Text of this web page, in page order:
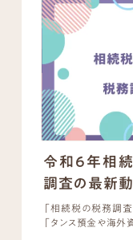
令和6年相
調査の最新
「相続税の税務調
「タンス預金や海